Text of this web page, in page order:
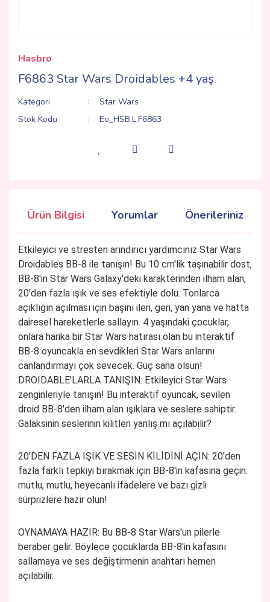
Hasbro
F6863 Star Wars Droidables +4 yaş
Kategori
Star Wars
Stok Kodu
Eo_HSB.L.F6863
Ürün Bilgisi Yorumlar Önerileriniz
Etkileyici ve stresten arındırıcı yardımcınız Star Wars
Droidables BB-8 ile tanışın! Bu 10 cm'lik taşınabilir dost,
BB-8'in Star Wars Galaxy'deki karakterinden ilham alan,
20'den fazla ışık ve ses efektiyle dolu. Tonlarca
açıklığın açılması için başını ileri, geri, yan yana ve hatta
dairesel hareketlerle sallayın. 4 yaşındaki çocuklar,
onlara harika bir Star Wars hatırası olan bu interaktif
BB-8 oyuncakla en sevdikleri Star Wars anlarını
canlandırmayı çok sevecek. Güç sana olsun!
DROIDABLE'LARLA TANIŞIN: Etkileyici Star Wars
zenginleriyle tanışın! Bu interaktif oyuncak, sevilen
droid BB-8'den ilham alan ışıklara ve seslere sahiptir.
Galaksinin seslerinin kilitleri yanlış mı açılabilir?
20'DEN FAZLA IŞIK VE SESİN KİLİDİNİ AÇIN: 20'den
fazla farklı tepkiyi bırakmak için BB-8'in kafasına geçin:
mutlu, mutlu, heyecanlı ifadelere ve bazı gizli
sürprizlere hazır olun!
OYNAMAYA HAZIR: Bu BB-8 Star Wars'un pilerle
beraber gelir. Böylece çocuklarda BB-8'in kafasını
sallamaya ve ses değiştirmenin anahtarı hemen
açılabilir.